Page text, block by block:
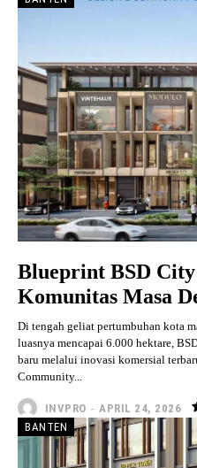
Blueprint BSD City
Komunitas Masa
Di tengah geliat pertumbuhan kota
luasnya mencapai 6.000 hektare,
baru melalui inovasi komersial
Community...
INVPRO - APRIL 24, 2026
BANTEN